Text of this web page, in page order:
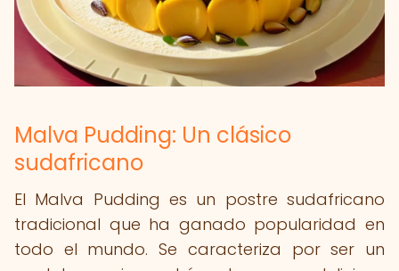
Malva Pudding: Un clásico
sudafricano
El Malva Pudding es un postre sudafricano
tradicional que ha ganado popularidad en
todo el mundo. Se caracteriza por ser un